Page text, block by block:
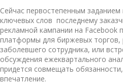
Сейчас первостепенным
ключевых слов последнему
рекламной кампании на Facebook
платформы для биржевых
заболевшего сотрудника, или
обсуждения ежеквартального
придется совмещать
впечатление.